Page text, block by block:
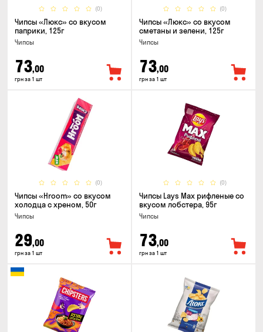
(0)
Чипсы «Люкс» со вкусом
паприки, 125г
Чипсы
73,00
грн за 1 шт
(0)
Чипсы «Люкс» со вкусом
сметаны и зелени, 125г
Чипсы
73,00
грн за 1 шт
(0)
Чипсы «Hroom» со вкусом
холодца с хреном, 50г
Чипсы
29,00
грн за 1 шт
(0)
Чипсы Lays Max рифленые со
вкусом лобстера, 95г
Чипсы
73,00
грн за 1 шт